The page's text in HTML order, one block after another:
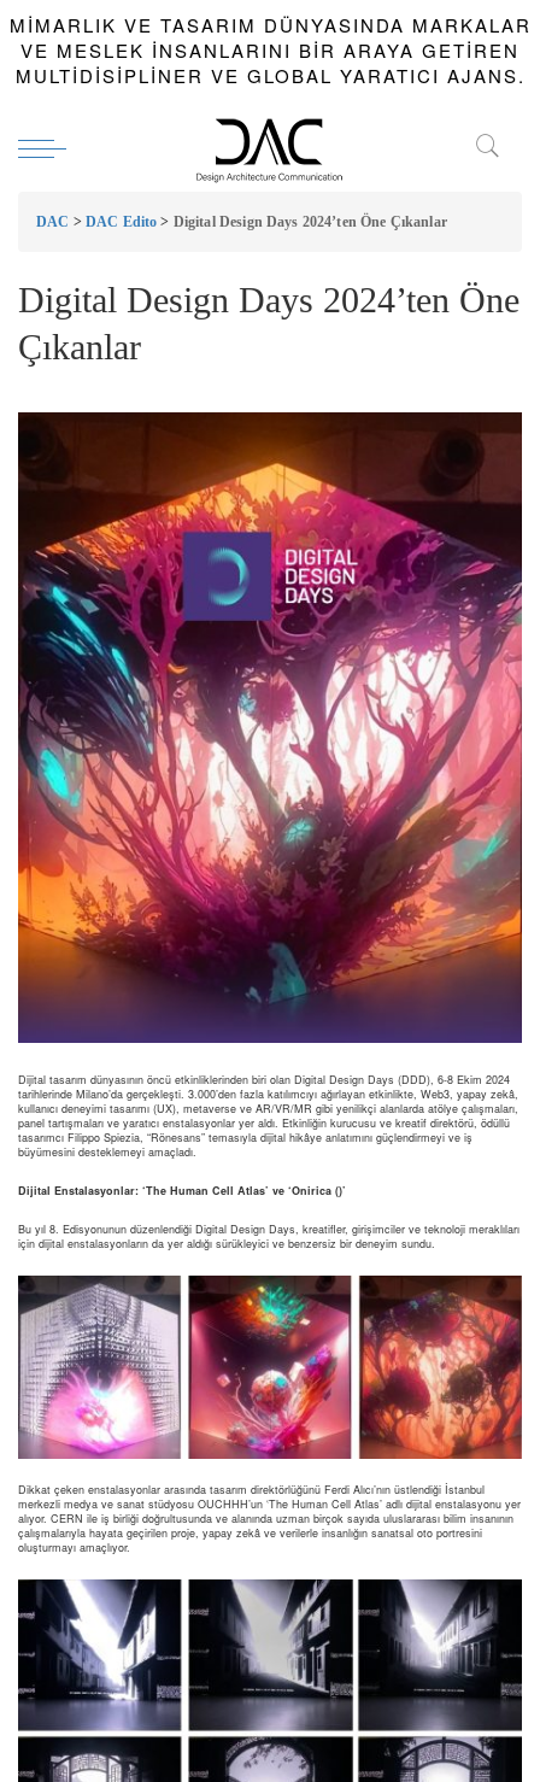
MIMARLIK VE TASARIM DÜNYASINDA MARKALAR
VE MESLEK INSANLARINI BIR ARAYA GETIREN
MULTIDISIPLINER VE GLOBAL YARATICI AJANS.
DAC > DAC Edito > Digital Design Days 2024’ten Öne Çıkanlar
Digital Design Days 2024’ten Öne
Çıkanlar
Dijital tasarım dünyasının öncü etkinliklerinden biri olan Digital Design Days (DDD), 6-8 Ekim 2024
tarihlerinde Milano’da gerçekleşti. 3.000’den fazla katılımcıyı ağırlayan etkinlikte, Web3, yapay zekâ,
kullanıcı deneyimi tasarımı (UX), metaverse ve AR/VR/MR gibi yenilikçi alanlarda atölye çalışmaları,
panel tartışmaları ve yaratıcı enstalasyonlar yer aldı. Etkinliğin kurucusu ve kreatif direktörü, ödüllü
tasarımcı Filippo Spiezia, “Rönesans” temasıyla dijital hikâye anlatımını güçlendirmeyi ve iş
büyümesini desteklemeyi amaçladı.
Dijital Enstalasyonlar: ‘The Human Cell Atlas’ ve ‘Onirica ()’
Bu yıl 8. Edisyonunun düzenlendiği Digital Design Days, kreatifler, girişimciler ve teknoloji meraklıları
için dijital enstalasyonların da yer aldığı sürükleyici ve benzersiz bir deneyim sundu.
Dikkat çeken enstalasyonlar arasında tasarım direktörlüğünü Ferdi Alıcı’nın üstlendiği İstanbul
merkezli medya ve sanat stüdyosu OUCHHH’un ‘The Human Cell Atlas’ adlı dijital enstalasyonu yer
alıyor. CERN ile iş birliği doğrultusunda ve alanında uzman birçok sayıda uluslararası bilim insanının
çalışmalarıyla hayata geçirilen proje, yapay zekâ ve verilerle insanlığın sanatsal oto portresini
oluşturmayı amaçlıyor.